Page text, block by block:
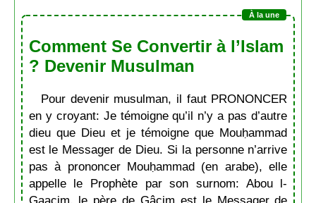
Comment Se Convertir à l’Islam
? Devenir Musulman
Pour devenir musulman, il faut PRONONCER
en y croyant: Je témoigne qu’il n’y a pas d’autre
dieu que Dieu et je témoigne que Mouḥammad
est le Messager de Dieu. Si la personne n’arrive
pas à prononcer Mouḥammad (en arabe), elle
appelle le Prophète par son surnom: Abou l-
Gaacim, le père de Gâcim est le Messager de